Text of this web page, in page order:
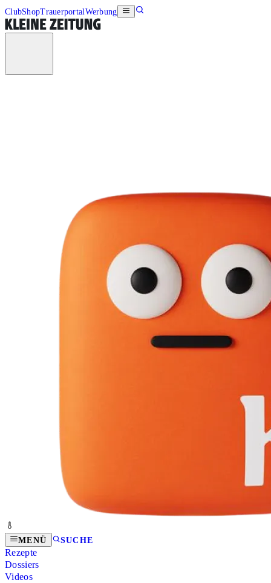
ClubShopTrauerportalWerbung
MENÜ SUCHE
Rezepte
Dossiers
Videos